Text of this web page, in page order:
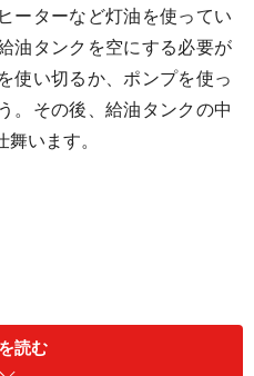
ーターなど灯油を使ってい
油タンクを空にする必要が
使い切るか、ポンプを使っ
。その後、給油タンクの中
います。
読む